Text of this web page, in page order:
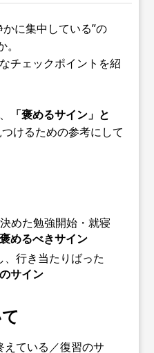
に集中している”の
チェックポイントを紹
「褒めるサイン」と
つけるための参考にして
めた勉強開始・就寝
褒めるべきサイン
行き当たりばった
サイン
ている／復習のサ